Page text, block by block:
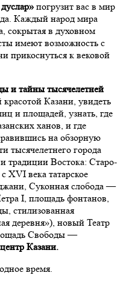
погрузит вас в мир
Каждый народ мира
сокрытая в духовном
имеют возможность с
прикоснуться к вековой
и тайны тысячелетней
Казани, увидеть
и площадей, узнать, где
ханов, и где
на обзорную
тысячелетнего города
традиции Востока: Старо-
XVI века татарское
Суконная слобода —
I, площадь фонтанов,
стилизованная
деревня»), новый Театр
Свободы —
Казани.
время.